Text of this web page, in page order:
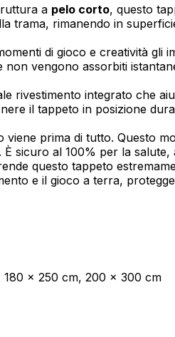
a pelo corto, questo
trama, rimanendo in
di gioco e creatività gli
non vengono assorbiti
rivestimento integrato che
il tappeto in posizione
viene prima di tutto. Questo
sicuro al 100% per la
questo tappeto
e il gioco a terra,
x 250 cm, 200 x 300 cm
a capire come i visitatori
per gli editori e gli inserzionisti di terze